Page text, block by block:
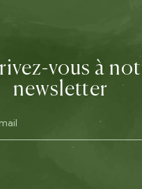
vous à
newsletter